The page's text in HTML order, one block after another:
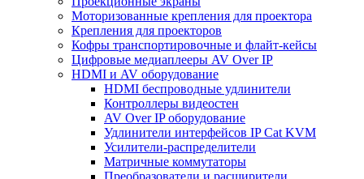
Моторизованные крепления для проектора
Крепления для проекторов
Кофры транспортировочные и флайт-кейсы
Цифровые медиаплееры AV Over IP
HDMI и AV оборудование
HDMI беспроводные удлинители
Контроллеры видеостен
AV Over IP оборудование
Удлинители интерфейсов IP Cat KVM
Усилители-распределители
Матричные коммутаторы
Преобразователи и расширители